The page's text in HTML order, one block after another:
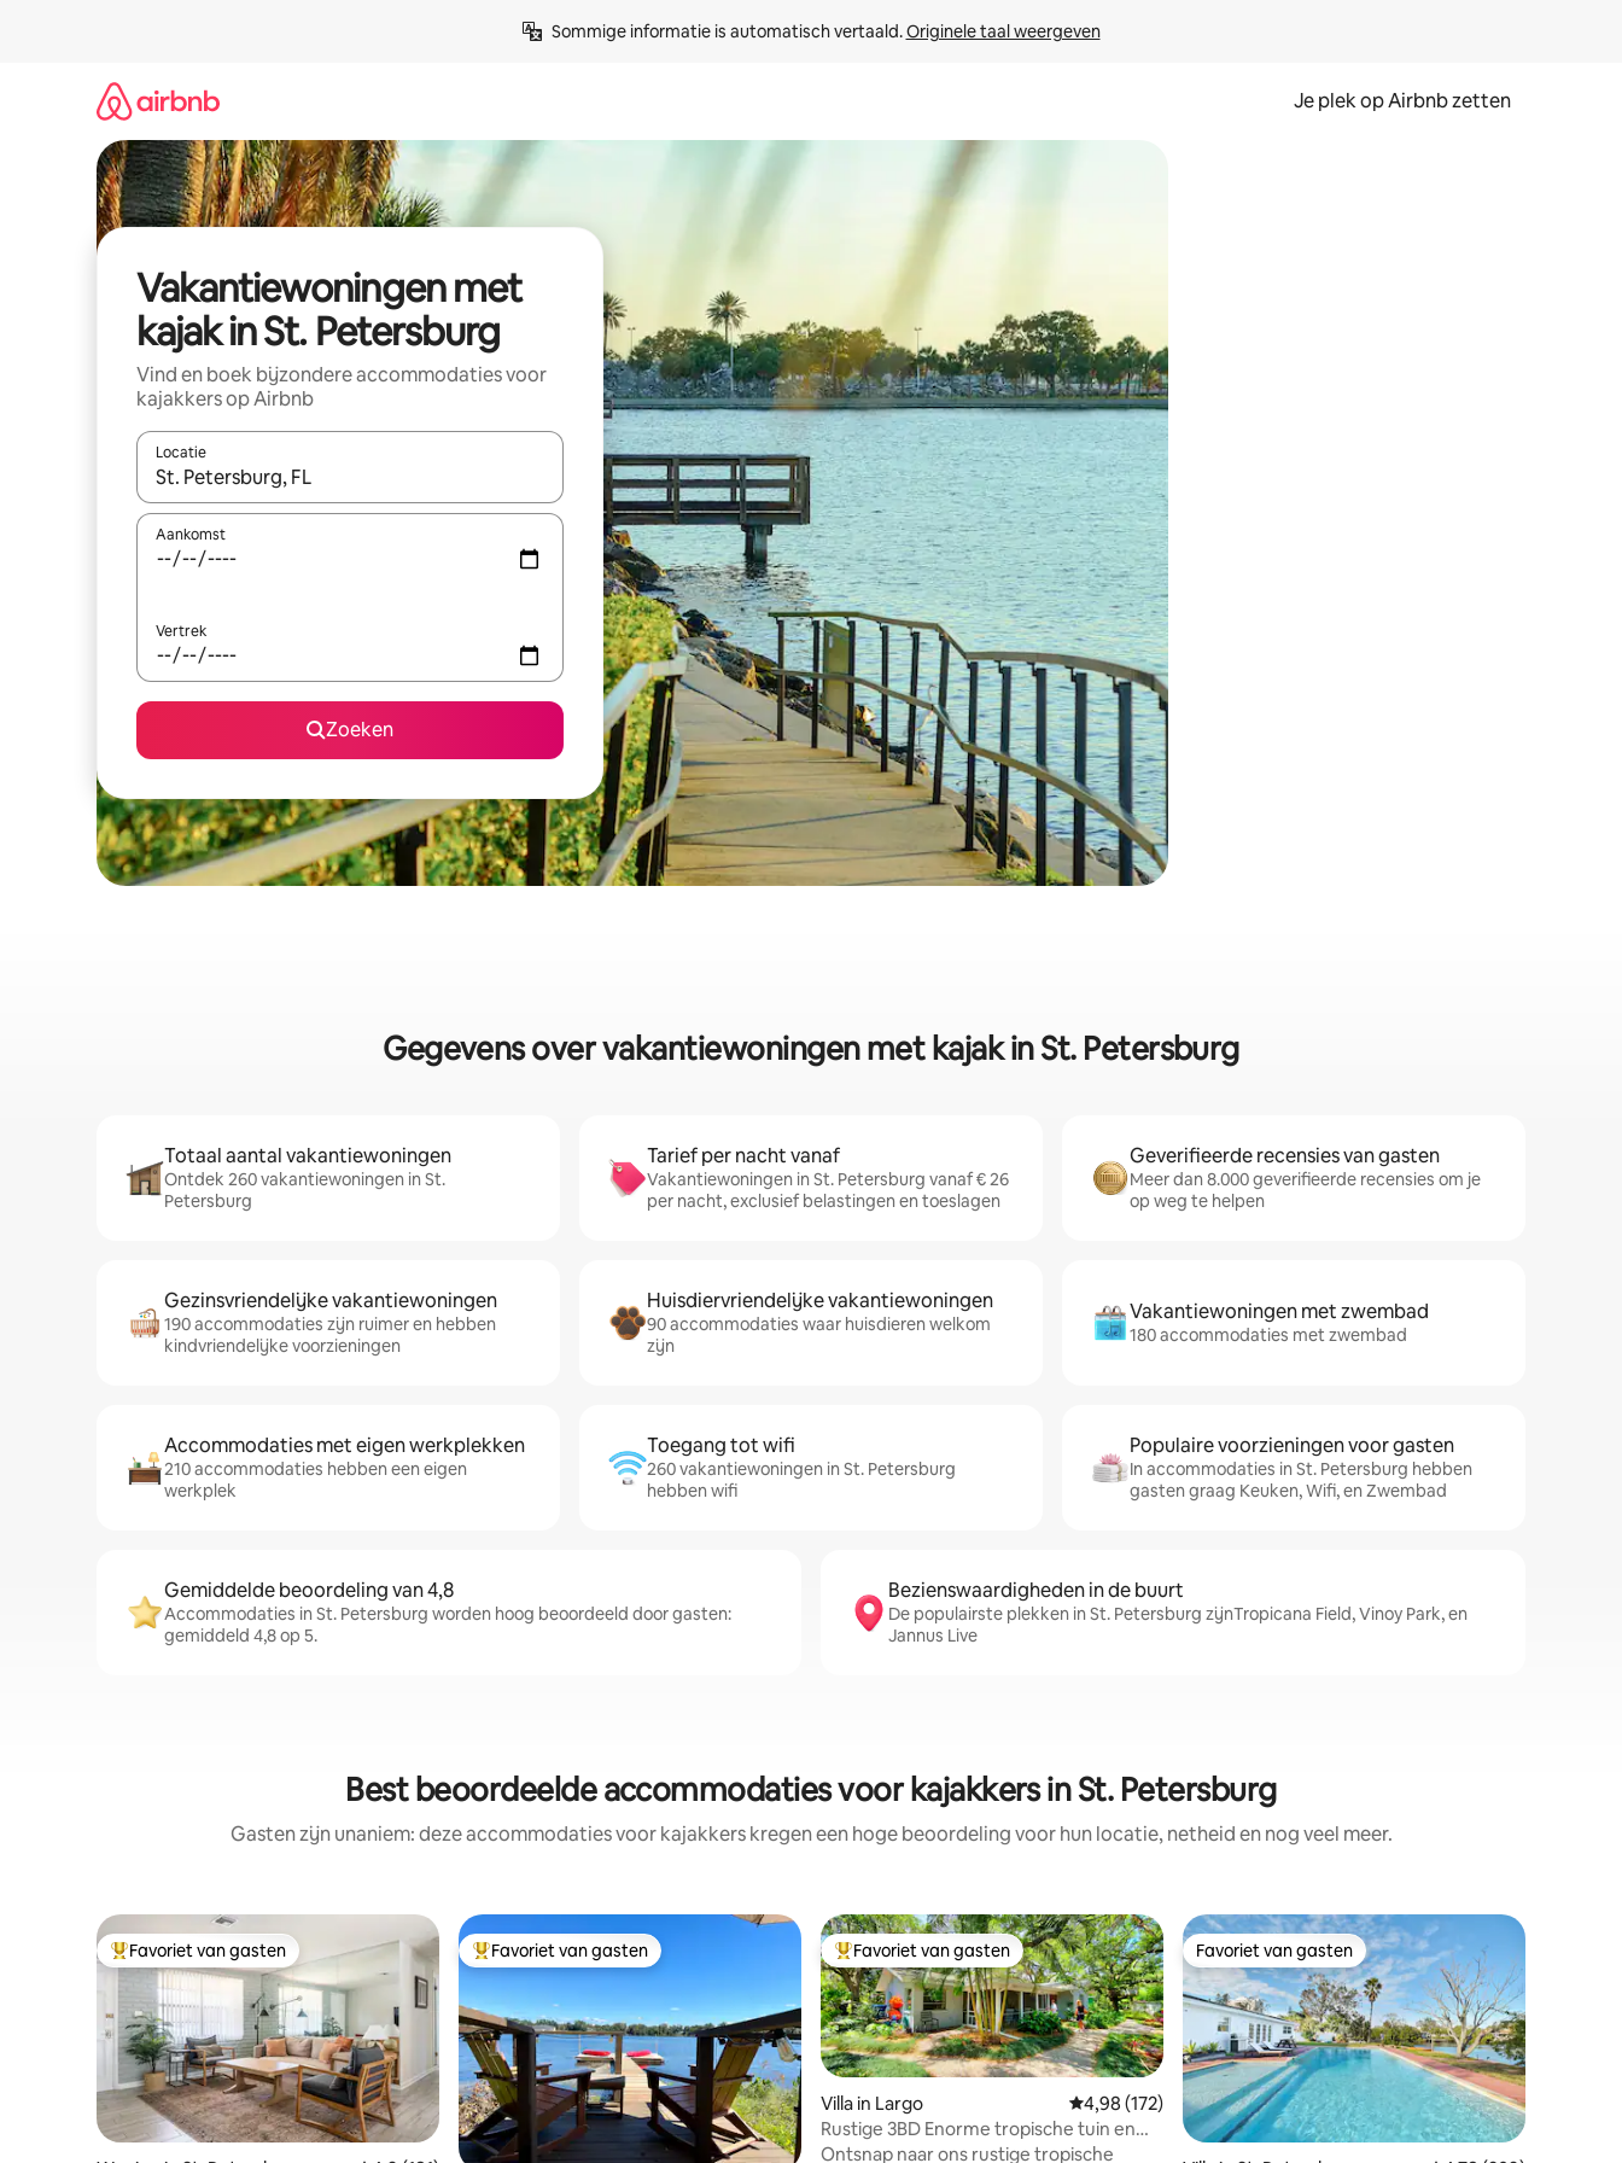
Sommige informatie is automatisch vertaald. Originele taal weergeven
Je plek op Airbnb zetten
Vakantiewoningen met
kajak in St. Petersburg
Vind en boek bijzondere accommodaties voor
kajakkers op Airbnb
Locatie
Wanneer er resultaten beschikbaar zijn, maak je een keuze met je de pijltjestoetsen omhoog en omlaag, óf door te tikken of swipen.
Aankomst
Vertrek
Zoeken
Gegevens over vakantiewoningen met kajak in St. Petersburg
Totaal aantal vakantiewoningen
Ontdek 260 vakantiewoningen in St.
Petersburg
Tarief per nacht vanaf
Vakantiewoningen in St. Petersburg vanaf € 26
per nacht, exclusief belastingen en toeslagen
Geverifieerde recensies van gasten
Meer dan 8.000 geverifieerde recensies om je
op weg te helpen
Gezinsvriendelijke vakantiewoningen
190 accommodaties zijn ruimer en hebben
kindvriendelijke voorzieningen
Huisdiervriendelijke vakantiewoningen
90 accommodaties waar huisdieren welkom
zijn
Vakantiewoningen met zwembad
180 accommodaties met zwembad
Accommodaties met eigen werkplekken
210 accommodaties hebben een eigen
werkplek
Toegang tot wifi
260 vakantiewoningen in St. Petersburg
hebben wifi
Populaire voorzieningen voor gasten
In accommodaties in St. Petersburg hebben
gasten graag Keuken, Wifi, en Zwembad
Gemiddelde beoordeling van 4,8
Accommodaties in St. Petersburg worden hoog beoordeeld door gasten:
gemiddeld 4,8 op 5.
Bezienswaardigheden in de buurt
De populairste plekken in St. Petersburg zijnTropicana Field, Vinoy Park, en
Jannus Live
Best beoordeelde accommodaties voor kajakkers in St. Petersburg
Gasten zijn unaniem: deze accommodaties voor kajakkers kregen een hoge beoordeling voor hun locatie, netheid en nog veel meer.
Topfavoriet van gasten
Favoriet van gasten Topfavoriet van gasten
Favoriet van gasten Topfavoriet van gasten
Favoriet van gasten
Villa in Largo Gemiddelde beoordeling van 4,98 op 5, 172 recensies
4,98 (172)
Rustige 3BD Enorme tropische tuin en
patio. 5 minuten strand
Ontsnap naar ons rustige tropische
Favoriet van gasten
Favoriet van gasten